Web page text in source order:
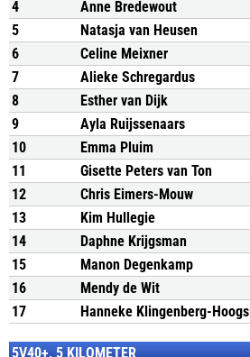
4
Anne Bredewout
5
Natasja van Heusen
6
Celine Meixner
7
Alieke Schregardus
8
Esther van Dijk
9
Ayla Ruijssenaars
10
Emma Pluim
11
Gisette Peters van Ton
12
Chris Eimers-Mouw
13
Kim Hullegie
14
Daphne Krijgsman
15
Manon Degenkamp
16
Mendy de Wit
17
Hanneke Klingenberg-Hoogs
5V40+, 5 KILOMETER